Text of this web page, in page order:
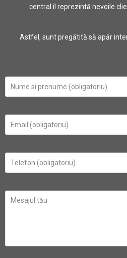
central îl reprezintă nevoile
Astfel, sunt pregătită să apăr